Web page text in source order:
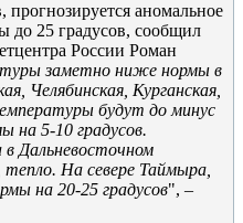
аномальное
до 25 градусов, сообщил
России Роман
заметно ниже нормы в
Челябинская, Курганская,
будут до минус
на 5-10 градусов.
в Дальневосточном
тепло. На севере Таймыра,
на 20-25 градусов", –